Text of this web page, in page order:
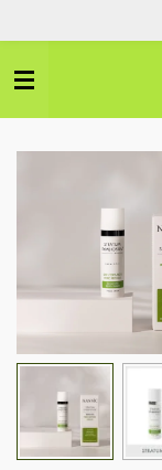
direct
naar
de
hoofdinhoud